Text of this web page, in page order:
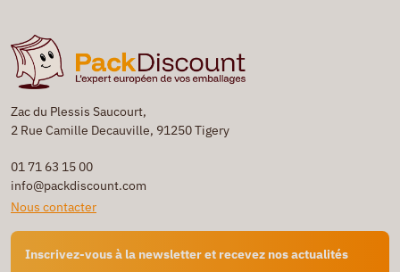
Zac du Plessis Saucourt,
2 Rue Camille Decauville, 91250 Tigery
01 71 63 15 00
info@packdiscount.com
Nous contacter
Inscrivez-vous à la newsletter et recevez nos actualités